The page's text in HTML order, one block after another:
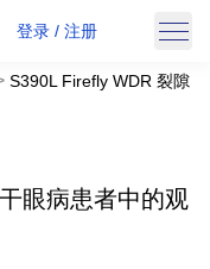
登录 / 注册
S390L Firefly WDR 裂隙
眼病患者中的观